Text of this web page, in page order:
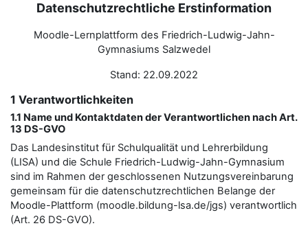
Datenschutzrechtliche Erstinformation
Moodle-Lernplattform des Friedrich-Ludwig-Jahn-
Gymnasiums Salzwedel
Stand: 22.09.2022
1 Verantwortlichkeiten
1.1 Name und Kontaktdaten der Verantwortlichen nach Art.
13 DS-GVO
Das Landesinstitut für Schulqualität und Lehrerbildung
(LISA) und die Schule Friedrich-Ludwig-Jahn-Gymnasium
sind im Rahmen der geschlossenen Nutzungsvereinbarung
gemeinsam für die datenschutzrechtlichen Belange der
Moodle-Plattform (moodle.bildung-lsa.de/jgs) verantwortlich
(Art. 26 DS-GVO).